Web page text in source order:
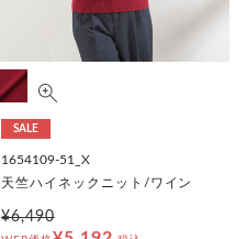
SALE
1654109-51_X
天竺ハイネックニット/ワイン
¥6,490